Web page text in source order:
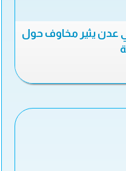
يثير مخاوف حول